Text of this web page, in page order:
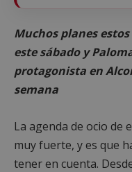
Muchos planes
este sábado y
protagonista en
semana
La agenda de ocio de
muy fuerte, y es que
tener en cuenta.